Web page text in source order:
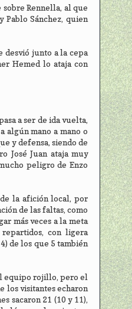
Rennella, al que
Sánchez, quien
desvió junto a la cepa
Hemed lo ataja con
a ser de ida vuelta,
algún mano a mano o
y defensa, siendo de
José Juan ataja muy
peligro de Enzo
la afición local, por
de las faltas, como
más veces a la meta
con ligera
de los que 5 también
equipo rojillo, pero el
los visitantes echaron
sacaron 21 (10 y 11),